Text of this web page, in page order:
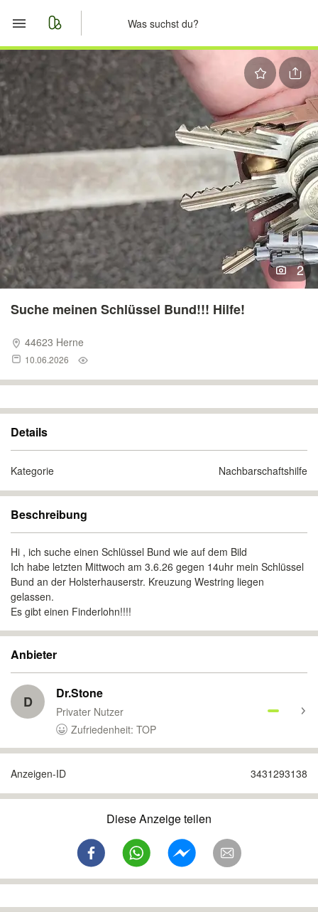
Start
Merkliste
Nachrichten
Anzeige aufgeben
2
Suche meinen Schlüssel Bund!!! Hilfe!
44623 Herne
10.06.2026
Details
Kategorie Nachbarschaftshilfe
Beschreibung
Hi , ich suche einen Schlüssel Bund wie auf dem Bild
Ich habe letzten Mittwoch am 3.6.26 gegen 14uhr mein Schlüssel
Bund an der Holsterhauserstr. Kreuzung Westring liegen
gelassen.
Es gibt einen Finderlohn!!!!
Anbieter
D Dr.Stone
Privater Nutzer
Zufriedenheit: TOP
Anzeigen-ID 3431293138
Diese Anzeige teilen